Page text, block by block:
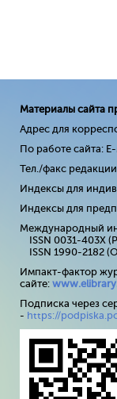
Материалы сайта
Адрес для
По работе сайта:
Тел./факс
Индексы для
Индексы для
Международный
ISSN 0031-403X
ISSN 1990-2182
Импакт-фактор
сайте: www.elibrary
Подписка через
- https://